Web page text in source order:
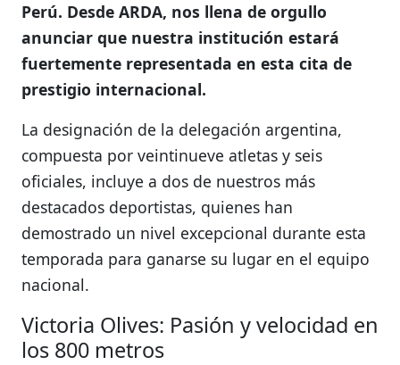
Perú. Desde ARDA, nos llena de orgullo
anunciar que nuestra institución estará
fuertemente representada en esta cita de
prestigio internacional.
La designación de la delegación argentina,
compuesta por veintinueve atletas y seis
oficiales, incluye a dos de nuestros más
destacados deportistas, quienes han
demostrado un nivel excepcional durante esta
temporada para ganarse su lugar en el equipo
nacional.
Victoria Olives: Pasión y velocidad en
los 800 metros